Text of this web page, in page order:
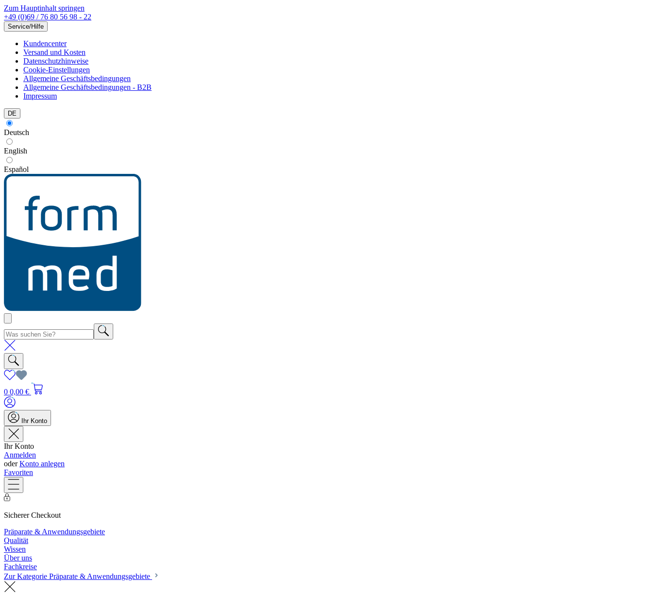
Zum Hauptinhalt springen
+49 (0)69 / 76 80 56 98 - 22
Service/Hilfe
Kundencenter
Versand und Kosten
Datenschutzhinweise
Cookie-Einstellungen
Allgemeine Geschäftsbedingungen
Allgemeine Geschäftsbedingungen - B2B
Impressum
DE
Deutsch
English
Español
0 0,00 €
Ihr Konto
Ihr Konto
Anmelden
oderKonto anlegen
Favoriten
Sicherer Checkout
Präparate & Anwendungsgebiete
Qualität
Wissen
Über uns
Fachkreise
Zur Kategorie Präparate & Anwendungsgebiete